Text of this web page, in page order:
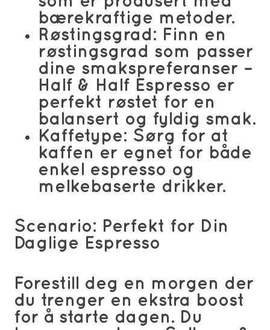
bærekraftige metoder.
Røstingsgrad: Finn en
røstingsgrad som passer
dine smakspreferanser –
Half & Half Espresso er
perfekt røstet for en
balansert og fyldig smak.
Kaffetype: Sørg for at
kaffen er egnet for både
enkel espresso og
melkebaserte drikker.
Scenario: Perfekt for Din
Daglige Espresso
Forestill deg en morgen der
du trenger en ekstra boost
for å starte dagen. Du